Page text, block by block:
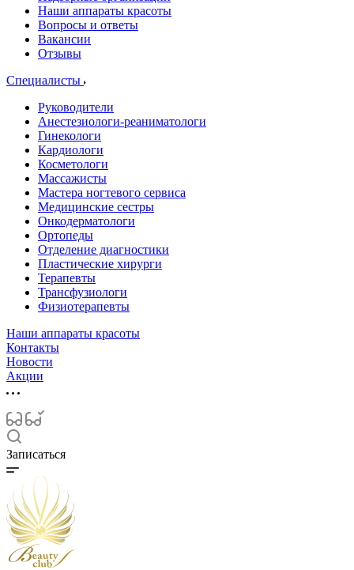
Наши аппараты красоты
Вопросы и ответы
Вакансии
Отзывы
Специалисты
Руководители
Анестезиологи-реаниматологи
Гинекологи
Кардиологи
Косметологи
Массажисты
Мастера ногтевого сервиса
Медицинские сестры
Онкодерматологи
Ортопеды
Отделение диагностики
Пластические хирурги
Терапевты
Трансфузиологи
Физиотерапевты
Наши аппараты красоты
Контакты
Новости
Акции
Записаться